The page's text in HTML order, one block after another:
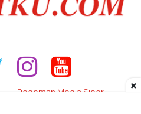
Pedoman Media Siber
×